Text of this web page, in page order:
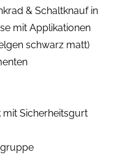
& Schaltknauf in
mit Applikationen
schwarz matt)
mit Sicherheitsgurt